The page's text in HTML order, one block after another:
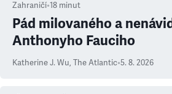
Zahraničí•18 minut
Pád milovaného a
Anthonyho Fauciho
Katherine J. Wu, The Atlantic•5. 8. 2026